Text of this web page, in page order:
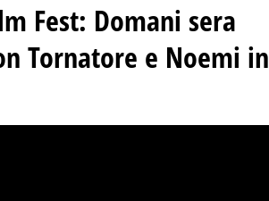
Fest: Domani sera
Tornatore e Noemi in